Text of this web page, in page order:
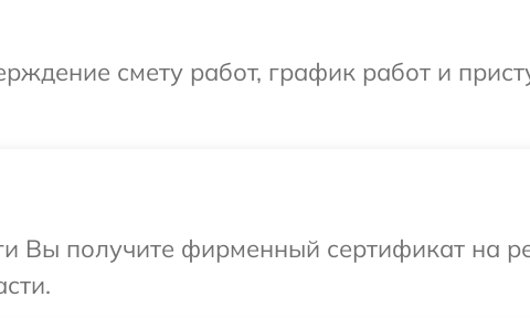
смету работ, график работ и
Вы получите фирменный сертификат на